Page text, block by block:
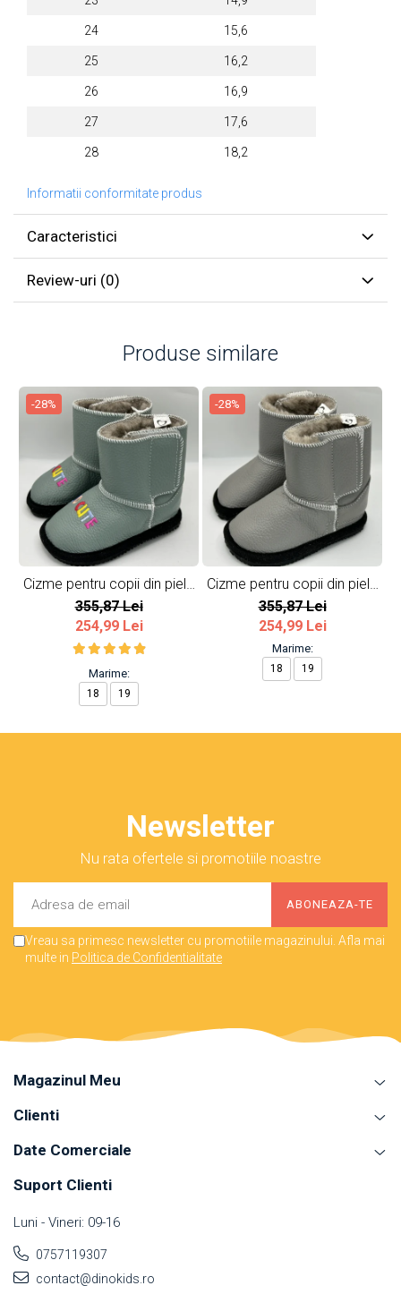
24 15,6
25 16,2
26 16,9
27 17,6
28 18,2
Informatii conformitate produs
Caracteristici
Review-uri (0)
Produse similare
-28%
Cizme pentru copii din piele
naturala So cute
355,87 Lei
254,99 Lei
Marime:
18 19
-28%
Cizme pentru copii din piele
naturala All Grey
355,87 Lei
254,99 Lei
Marime:
18 19
Newsletter
Nu rata ofertele si promotiile noastre
Vreau sa primesc newsletter cu promotiile magazinului. Afla mai
multe in Politica de Confidentialitate
Magazinul Meu
Clienti
Date Comerciale
Suport Clienti
Luni - Vineri: 09-16
0757119307
contact@dinokids.ro